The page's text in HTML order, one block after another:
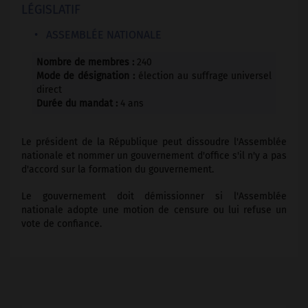
Nombre de membres : 240
Mode de désignation : élection au suffrage universel
direct
Durée du mandat : 4 ans
Le président de la République peut dissoudre l'Assemblée
nationale et nommer un gouvernement d'office s'il n'y a pas
d'accord sur la formation du gouvernement.
Le gouvernement doit démissionner si l'Assemblée
nationale adopte une motion de censure ou lui refuse un
vote de confiance.